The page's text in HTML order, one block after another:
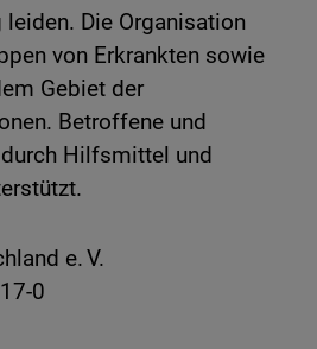
leiden. Die Organisation
von Erkrankten sowie
Gebiet der
Betroffene und
Hilfsmittel und
e. V.
0